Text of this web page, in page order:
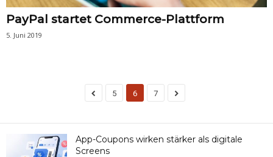
PayPal startet Commerce-Plattform
5. Juni 2019
5 6 7
App-Coupons wirken stärker als digitale
Screens